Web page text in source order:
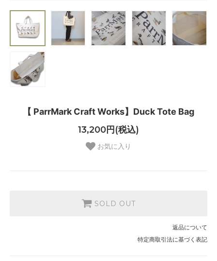
【 ParrMark Craft Works】Duck Tote Bag
13,200円(税込)
お気に入り
SOLD OUT
返品について
特定商取引法に基づく表記